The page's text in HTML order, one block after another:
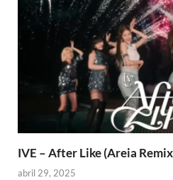
IVE – After Like (Areia
abril 29, 2025